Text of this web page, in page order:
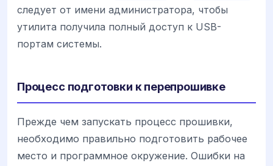
следует от имени администратора, чтобы
утилита получила полный доступ к USB-
портам системы.
Процесс подготовки к перепрошивке
Прежде чем запускать процесс прошивки,
необходимо правильно подготовить рабочее
место и программное окружение. Ошибки на